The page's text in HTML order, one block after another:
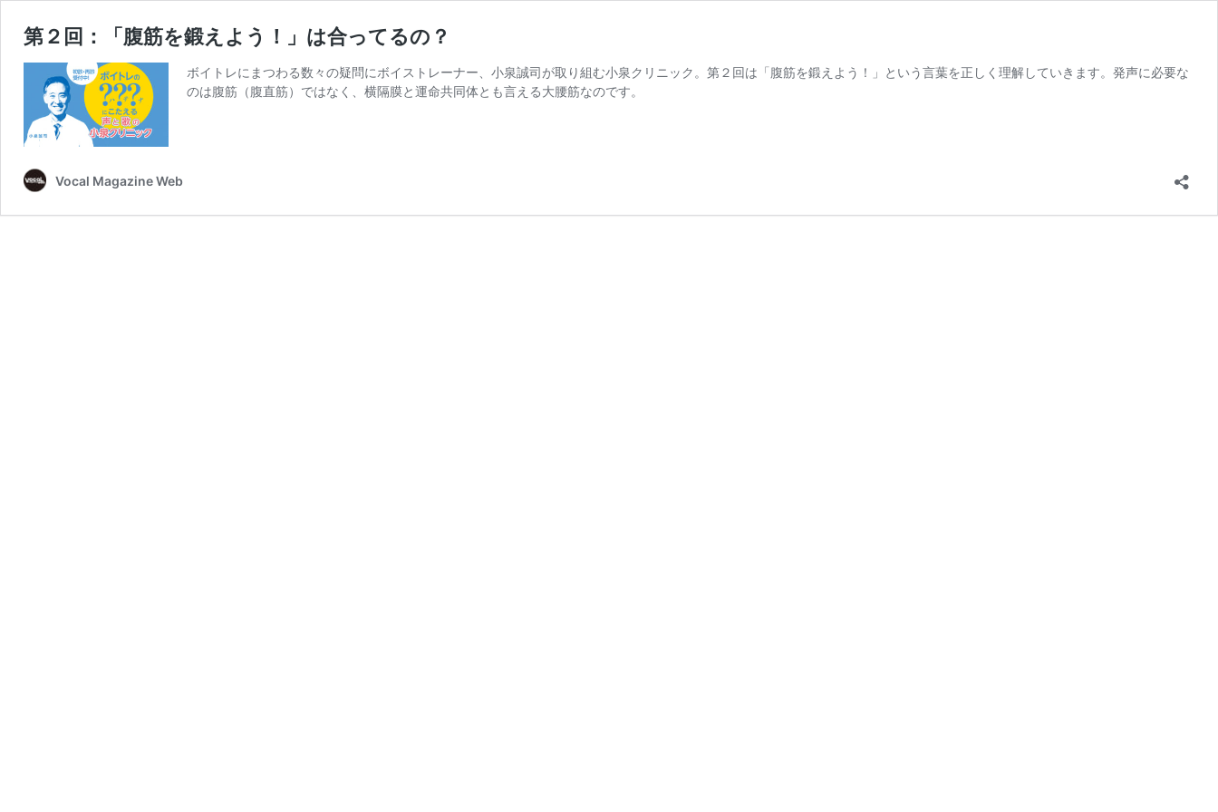
第２回：「腹筋を鍛えよう！」は合ってるの？
ボイトレにまつわる数々の疑問にボイストレーナー、小泉誠司が取り組む小泉クリニック。第２回は「腹筋を鍛えよう！」という言葉を正しく理解していきます。発声に必要な
のは腹筋（腹直筋）ではなく、横隔膜と運命共同体とも言える大腰筋なのです。
Vocal Magazine Web